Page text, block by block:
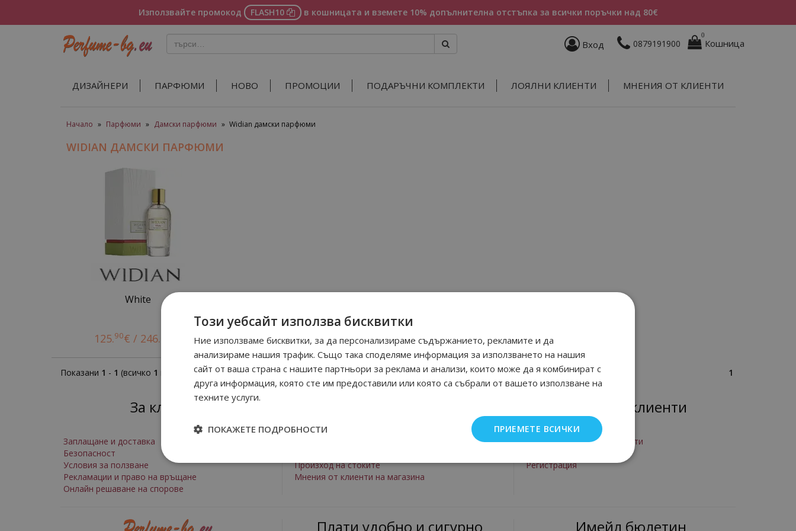
Използвайте промокод FLASH10 в кошницата и вземете 10% допълнителна отстъпка за всички поръчки над 80€
Вход 0879191900
0
Кошница
ДИЗАЙНЕРИ ПАРФЮМИ НОВО ПРОМОЦИИ ПОДАРЪЧНИ КОМПЛЕКТИ ЛОЯЛНИ КЛИЕНТИ МНЕНИЯ ОТ КЛИЕНТИ
Начало » Парфюми » Дамски парфюми » Widian дамски парфюми
WIDIAN ДАМСКИ ПАРФЮМИ
White
125.90€ / 246.
Показани 1 - 1 (всичко 1 позиции) 1
За клиенти
Заплащане и доставка
Безопасност
Условия за ползване
Рекламации и право на връщане
Онлайн решаване на спорове
Произход на стоките
Мнения от клиенти на магазина
Лоялни клиенти
Програма за лоялни клиенти
Регистрация
Плати удобно и сигурно Имейл бюлетин
Този уебсайт използва бисквитки
Ние използваме бисквитки, за да персонализираме съдържанието, рекламите и да
анализираме нашия трафик. Също така споделяме информация за използването на нашия
сайт от ваша страна с нашите партньори за реклама и анализи, които може да я комбинират с
друга информация, която сте им предоставили или която са събрали от вашето използване на
техните услуги.
ПРИЕМЕТЕ ВСИЧКИ
ПОКАЖЕТЕ ПОДРОБНОСТИ